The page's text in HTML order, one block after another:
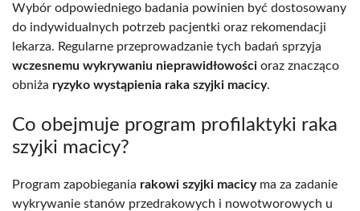
Wybór odpowiedniego badania powinien być dostosowany
do indywidualnych potrzeb pacjentki oraz rekomendacji
lekarza. Regularne przeprowadzanie tych badań sprzyja
wczesnemu wykrywaniu nieprawidłowości oraz znacząco
obniża ryzyko wystąpienia raka szyjki macicy.
Co obejmuje program profilaktyki raka
szyjki macicy?
Program zapobiegania rakowi szyjki macicyma za zadanie
wykrywanie stanów przedrakowych i nowotworowych u